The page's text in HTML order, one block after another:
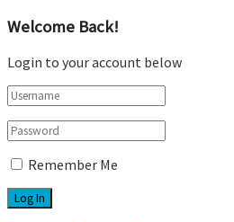
Welcome Back!
Login to your account below
Remember Me